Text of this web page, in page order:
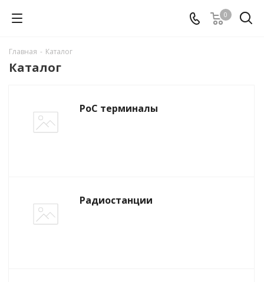
0
Главная - Каталог
Каталог
PoC терминалы
Радиостанции